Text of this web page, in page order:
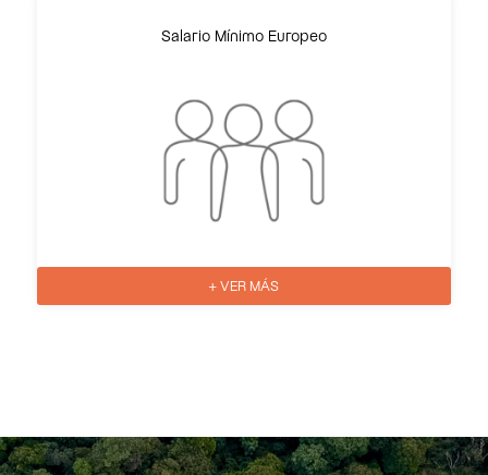
Salario Mínimo Europeo
+ VER MÁS